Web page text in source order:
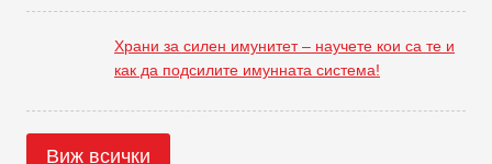
Храни за силен имунитет – научете кои са те и
как да подсилите имунната система!
Виж всички